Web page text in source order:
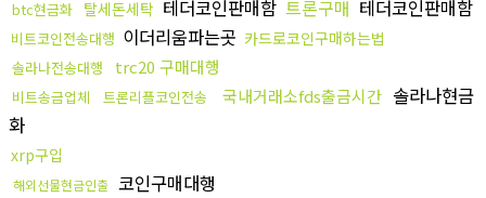
btc현금화 탈세돈세탁 테더코인판매함 트론구매 테더코인판매함
비트코인전송대행 이더리움파는곳 카드로코인구매하는법
솔라나전송대행 trc20 구매대행
비트송금업체 트론리플코인전송 국내거래소fds출금시간 솔라나현금
화
xrp구입
해외선물현금인출 코인구매대행